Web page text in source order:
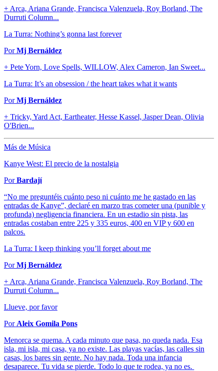
+ Arca, Ariana Grande, Francisca Valenzuela, Roy Borland, The
Durruti Column...
La Turra: Nothing’s gonna last forever
PorMj Bernáldez
+ Pete Yorn, Love Spells, WILLOW, Alex Cameron, Ian Sweet...
La Turra: It’s an obsession / the heart takes what it wants
PorMj Bernáldez
+ Tricky, Yard Act, Eartheater, Hesse Kassel, Jasper Dean, Olivia
O'Brien...
Más de Música
Kanye West: El precio de la nostalgia
PorBardají
“No me preguntéis cuánto peso ni cuánto me he gastado en las
entradas de Kanye”, declaré en marzo tras cometer una (punible y
profunda) negligencia financiera. En un estadio sin pista, las
entradas costaban entre 225 y 335 euros, 400 en VIP y 600 en
palcos.
La Turra: I keep thinking you’ll forget about me
PorMj Bernáldez
+ Arca, Ariana Grande, Francisca Valenzuela, Roy Borland, The
Durruti Column...
Llueve, por favor
Por Aleix Gomila Pons
Menorca se quema. A cada minuto que pasa, no queda nada. Esa
isla, mi isla, mi casa, ya no existe. Las playas vacías, las calles sin
casas, los bares sin gente. No hay nada. Toda una infancia
desaparece. Tu vida se pierde. Todo lo que te rodea, ya no es.